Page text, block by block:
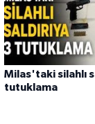
Milas'taki silahlı
tutuklama